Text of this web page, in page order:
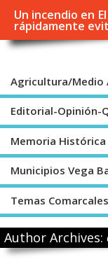
Un incendio en
rápidamente
Agricultura/Medio
Editorial-Opinión-
Memoria Histórica
Municipios Vega
Temas Comarcales
Author Archives: